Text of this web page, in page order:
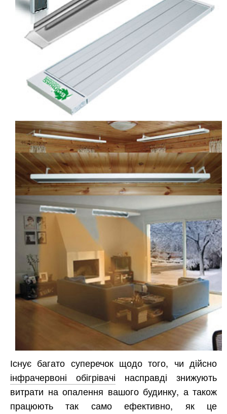
Існує багато суперечок щодо того, чи дійсно
інфрачервоні обігрівачі насправді знижують
витрати на опалення вашого будинку, а також
працюють так само ефективно, як це